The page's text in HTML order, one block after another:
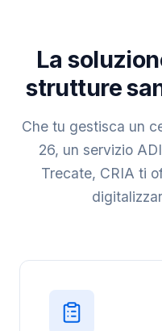
La
strutture
Che tu gestisca un
26, un servizio
Trecate, CRIA ti